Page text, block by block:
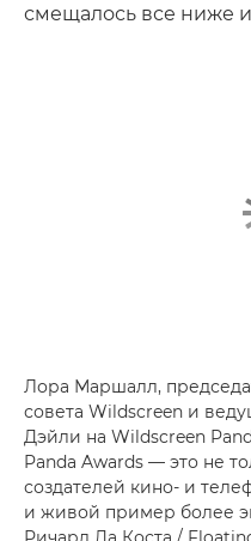
смещалось все ниже
Лора Маршалл,
совета Wildscreen и
Дэйли на Wildscreen
Panda Awards — это не
создателей кино- и
и живой пример более